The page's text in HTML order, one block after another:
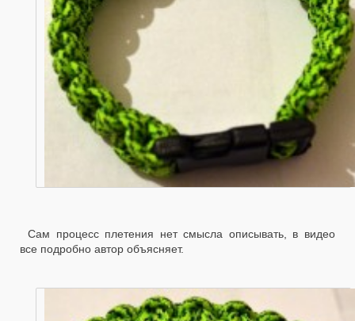
Сам процесс плетения нет смысла описывать, в видео
все подробно автор объясняет.